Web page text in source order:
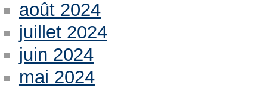
août 2024
juillet 2024
juin 2024
mai 2024